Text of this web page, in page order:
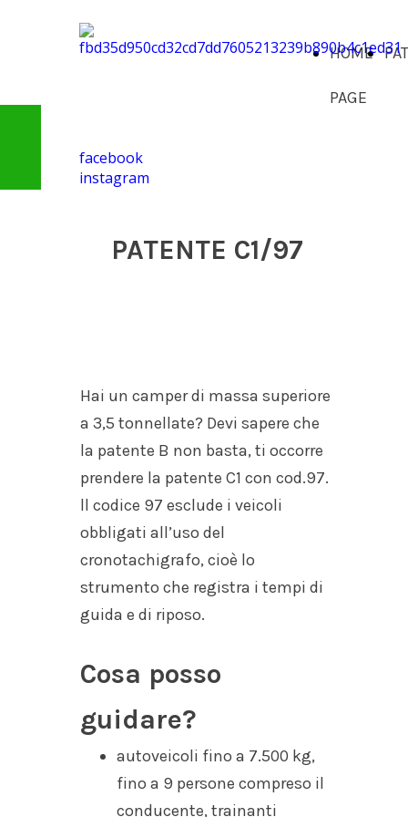
HOME
PAGE
facebook
instagram
PATENTE C1/97
Hai un camper di massa superiore
a 3,5 tonnellate? Devi sapere che
la patente B non basta, ti occorre
prendere la patente C1 con cod.97.
ll codice 97 esclude i veicoli
obbligati all’uso del
cronotachigrafo, cioè lo
strumento che registra i tempi di
guida e di riposo.
Cosa posso
guidare?
autoveicoli fino a 7.500 kg,
fino a 9 persone compreso il
conducente, trainanti